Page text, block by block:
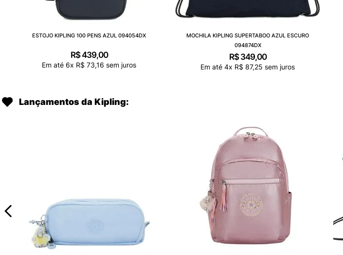
ESTOJO KIPLING 100 PENS AZUL 094054DX
R$439,00
Em até 6x R$ 73,16 sem juros
MOCHILA KIPLING SUPERTABOO AZUL ESCURO
094874DX
R$ 349,00
Em até 4x R$ 87,25 sem juros
Lançamentos da Kipling: